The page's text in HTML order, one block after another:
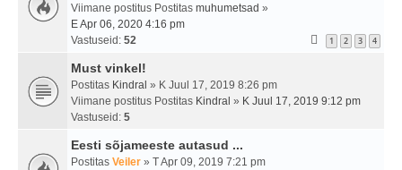
Viimane postitus Postitas muhumetsad »
E Apr 06, 2020 4:16 pm
Vastuseid: 52 1 2 3 4
Must vinkel!
Postitas Kindral » K Juul 17, 2019 8:26 pm
Viimane postitus Postitas Kindral » K Juul 17, 2019 9:12 pm
Vastuseid: 5
Eesti sõjameeste autasud ...
Postitas Veiler » T Apr 09, 2019 7:21 pm